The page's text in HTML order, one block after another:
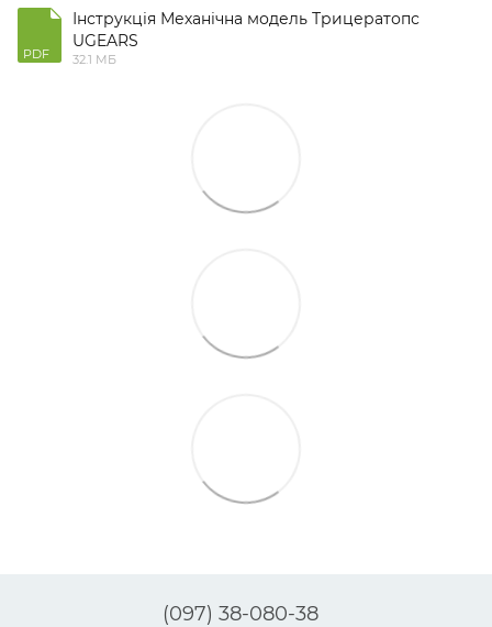
PDF
Інструкція Механічна модель Трицератопс
UGEARS
32.1 МБ
(097) 38-080-38